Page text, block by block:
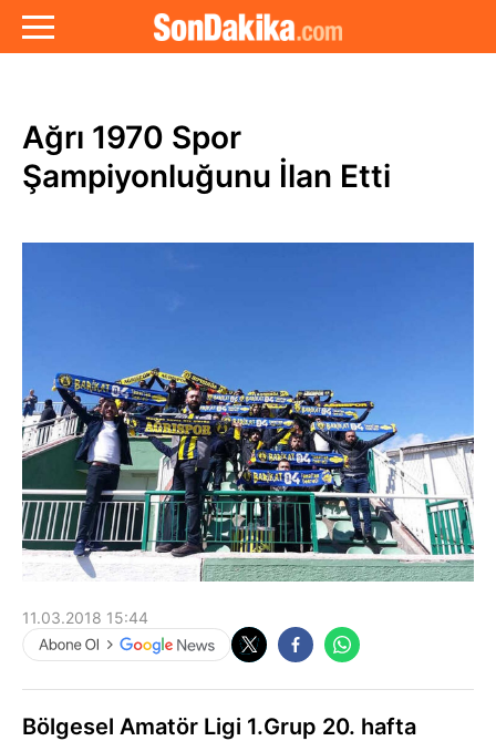
Ağrı 1970 Spor
Şampiyonluğunu İlan Etti
11.03.2018 15:44
Bölgesel Amatör Ligi 1.Grup 20. hafta